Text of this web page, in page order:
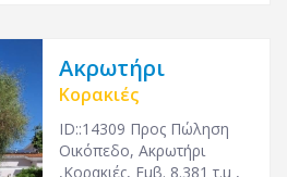
Ακρωτήρι
Κορακιές
ID::14309 Προς Πώληση
Οικόπεδο, Ακρωτήρι
,Κορακιές, Εμβ. 8.381 τ.μ ,